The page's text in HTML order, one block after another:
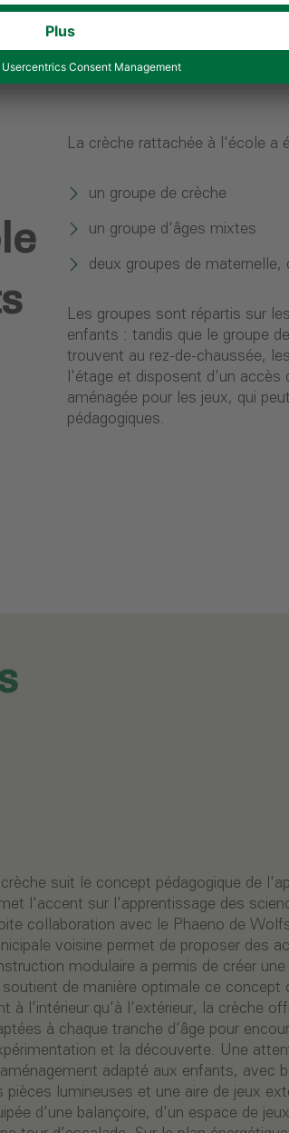
La crèche rattachée à l'école a
un groupe de crèche
un groupe d'âges mixtes
deux groupes de maternelle,
Les groupes sont répartis sur
enfants : tandis que le groupe
trouvent au rez-de-chaussée,
l'étage et disposent d'un accès
aménagée pour les jeux, qui
pédagogiques.
crèche suit le concept pédagogique de
l'accent sur l'apprentissage des
collaboration avec le Phaeno de
voisine permet de proposer des
modulaire a permis de créer
soutient de manière optimale ce concept
à l’intérieur qu’à l’extérieur, la crèche
à chaque tranche d’âge pour
et la découverte. Une
adapté aux enfants, avec
pièces lumineuses et une aire de jeux
d’une balançoire, d’un espace de